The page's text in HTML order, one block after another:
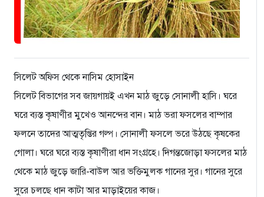
সিলেট অফিস থেকে নাসিম হোসাইন
সিলেট বিভাগের সব জায়গায়ই এখন মাঠ জুড়ে সোনালী হাসি। ঘরে
ঘরে ব্যস্ত কৃষাণীর মুখেও আনন্দের বান। মাঠ ভরা ফসলের বাম্পার
ফলনে তাদের আত্মতৃপ্তির গল্প। সোনালী ফসলে ভরে উঠছে কৃষকের
গোলা। ঘরে ঘরে ব্যস্ত কৃষাণীরা ধান সংগ্রহে। দিগন্তজোড়া ফসলের মাঠ
থেকে মাঠ জুড়ে জারি-বাউল আর ভক্তিমুলক গানের সুর। গানের সুরে
সুরে চলছে ধান কাটা আর মাড়াইয়ের কাজ।